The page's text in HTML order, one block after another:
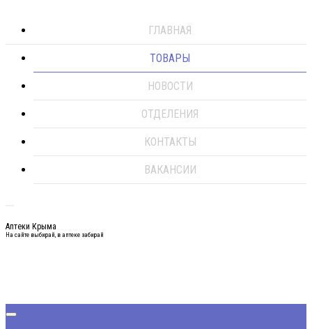
ГЛАВНАЯ
ТОВАРЫ
НОВОСТИ
ОТДЕЛЕНИЯ
КОНТАКТЫ
ВАКАНСИИ
Аптеки Крыма
На сайте выбирай, в аптеке забирай